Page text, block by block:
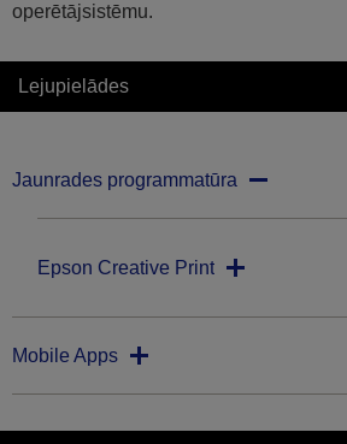
operētājsistēmu.
Lejupielādes
Jaunrades programmatūra
Epson Creative Print
Mobile Apps